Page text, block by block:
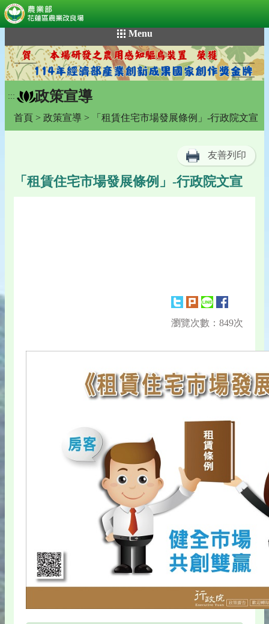
到
主
要
內
容
Menu
::: 政策宣導
首頁 > 政策宣導 > 「租賃住宅市場發展條例」-行政院文宣
友善列印
「租賃住宅市場發展條例」-行政院文宣
瀏覽次數：849次